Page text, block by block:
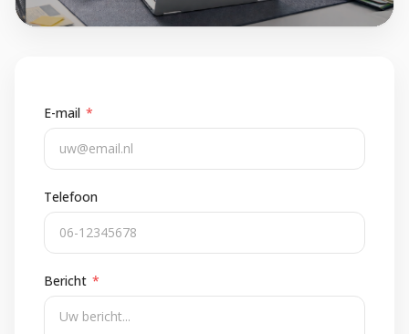
E-mail *
Telefoon
Bericht *